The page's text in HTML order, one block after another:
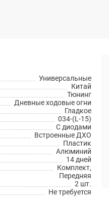
Универсальные
Китай
Тюнинг
Дневные ходовые огни
Гладкое
034-(L-15)
С диодами
Встроенные ДХО
Пластик
Алюминий
14 дней
Комплект,
Передняя
2 шт.
Не требуется